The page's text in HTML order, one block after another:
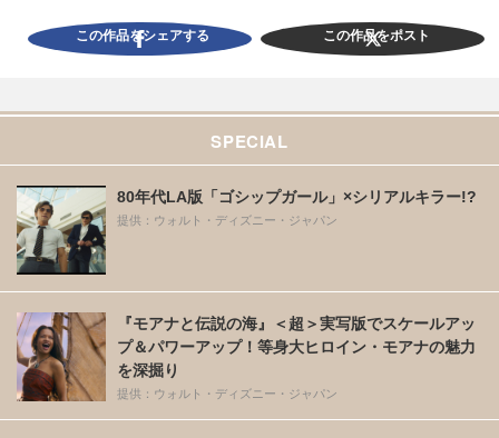
この作品をシェアする この作品をポスト
SPECIAL
80年代LA版「ゴシップガール」×シリアルキラー!?
提供：ウォルト・ディズニー・ジャパン
『モアナと伝説の海』＜超＞実写版でスケールアッ
プ＆パワーアップ！等身大ヒロイン・モアナの魅力
を深掘り
提供：ウォルト・ディズニー・ジャパン